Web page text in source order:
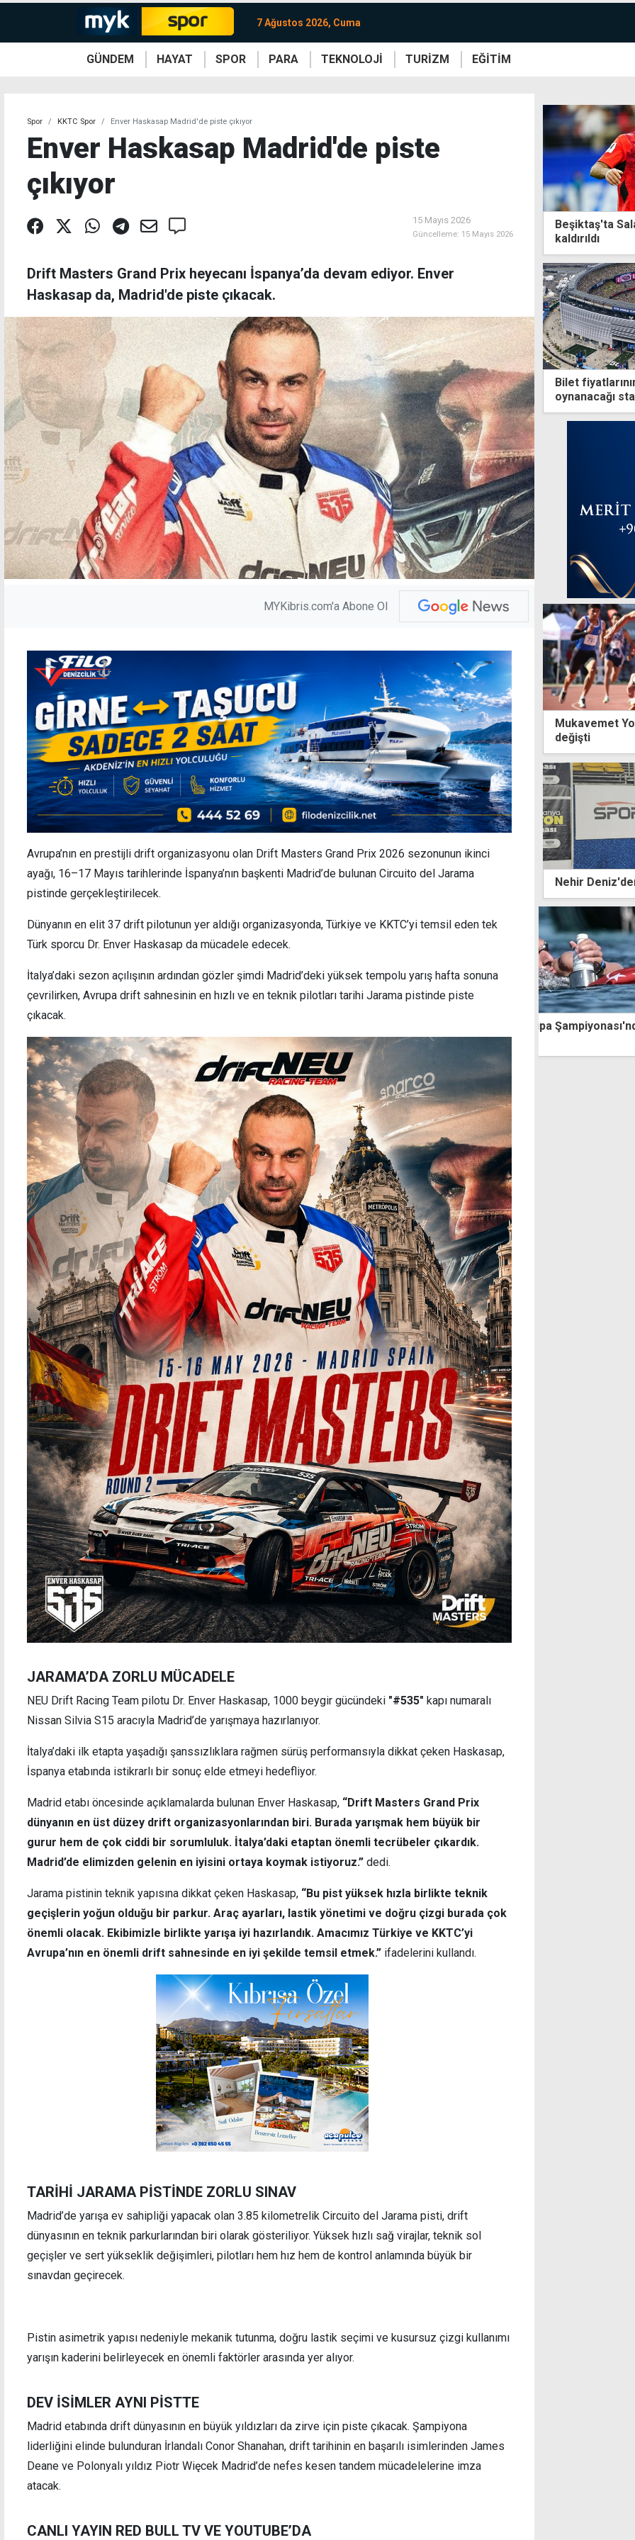
7 Ağustos 2026, Cuma
GÜNDEM HAYAT SPOR PARA TEKNOLOJİ TURİZM EĞİTİM
Spor KKTC Spor Enver Haskasap Madrid'de piste çıkıyor
Enver Haskasap Madrid'de piste
çıkıyor
15 Mayıs 2026
Güncelleme: 15 Mayıs 2026
Drift Masters Grand Prix heyecanı İspanya’da devam ediyor. Enver
Haskasap da, Madrid'de piste çıkacak.
MYKibris.com'a Abone Ol
Avrupa’nın en prestijli drift organizasyonu olan Drift Masters Grand Prix 2026 sezonunun ikinci
ayağı, 16–17 Mayıs tarihlerinde İspanya’nın başkenti Madrid’de bulunan Circuito del Jarama
pistinde gerçekleştirilecek.
Dünyanın en elit 37 drift pilotunun yer aldığı organizasyonda, Türkiye ve KKTC’yi temsil eden tek
Türk sporcu Dr. Enver Haskasap da mücadele edecek.
İtalya’daki sezon açılışının ardından gözler şimdi Madrid’deki yüksek tempolu yarış hafta sonuna
çevrilirken, Avrupa drift sahnesinin en hızlı ve en teknik pilotları tarihi Jarama pistinde piste
çıkacak.
JARAMA’DA ZORLU MÜCADELE
NEU Drift Racing Team pilotu Dr. Enver Haskasap, 1000 beygir gücündeki "#535" kapı numaralı
Nissan Silvia S15 aracıyla Madrid’de yarışmaya hazırlanıyor.
İtalya’daki ilk etapta yaşadığı şanssızlıklara rağmen sürüş performansıyla dikkat çeken Haskasap,
İspanya etabında istikrarlı bir sonuç elde etmeyi hedefliyor.
Madrid etabı öncesinde açıklamalarda bulunan Enver Haskasap, “Drift Masters Grand Prix
dünyanın en üst düzey drift organizasyonlarından biri. Burada yarışmak hem büyük bir
gurur hem de çok ciddi bir sorumluluk. İtalya’daki etaptan önemli tecrübeler çıkardık.
Madrid’de elimizden gelenin en iyisini ortaya koymak istiyoruz.” dedi.
Jarama pistinin teknik yapısına dikkat çeken Haskasap, “Bu pist yüksek hızla birlikte teknik
geçişlerin yoğun olduğu bir parkur. Araç ayarları, lastik yönetimi ve doğru çizgi burada çok
önemli olacak. Ekibimizle birlikte yarışa iyi hazırlandık. Amacımız Türkiye ve KKTC’yi
Avrupa’nın en önemli drift sahnesinde en iyi şekilde temsil etmek.” ifadelerini kullandı.
TARİHİ JARAMA PİSTİNDE ZORLU SINAV
Madrid’de yarışa ev sahipliği yapacak olan 3.85 kilometrelik Circuito del Jarama pisti, drift
dünyasının en teknik parkurlarından biri olarak gösteriliyor. Yüksek hızlı sağ virajlar, teknik sol
geçişler ve sert yükseklik değişimleri, pilotları hem hız hem de kontrol anlamında büyük bir
sınavdan geçirecek.
Pistin asimetrik yapısı nedeniyle mekanik tutunma, doğru lastik seçimi ve kusursuz çizgi kullanımı
yarışın kaderini belirleyecek en önemli faktörler arasında yer alıyor.
DEV İSİMLER AYNI PİSTTE
Madrid etabında drift dünyasının en büyük yıldızları da zirve için piste çıkacak. Şampiyona
liderliğini elinde bulunduran İrlandalı Conor Shanahan, drift tarihinin en başarılı isimlerinden James
Deane ve Polonyalı yıldız Piotr Więcek Madrid’de nefes kesen tandem mücadelelerine imza
atacak.
CANLI YAYIN RED BULL TV VE YOUTUBE’DA
Beşiktaş'ta
kaldırıldı
Bilet
oynanacağı
Trump da
Mukavemet
değişti
Nehir
Tayland'da maç sırasında sahaya yıldırım
düştü, bir futbolcu yaşamını yitirdi
yarışacak
Trabzonspor
muhtemel